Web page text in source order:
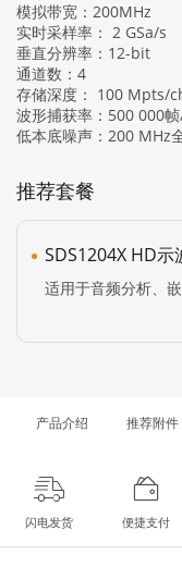
模拟带宽：200MHz
实时采样率： 2 GSa/s
垂直分辨率：12-bit
通道数：4
存储深度： 100 Mpts/
波形捕获率：500 000
低本底噪声：200 MHz
推荐套餐
SDS1204X HD
适用于音频分析、
产品介绍 推荐附件
闪电发货 便捷支付